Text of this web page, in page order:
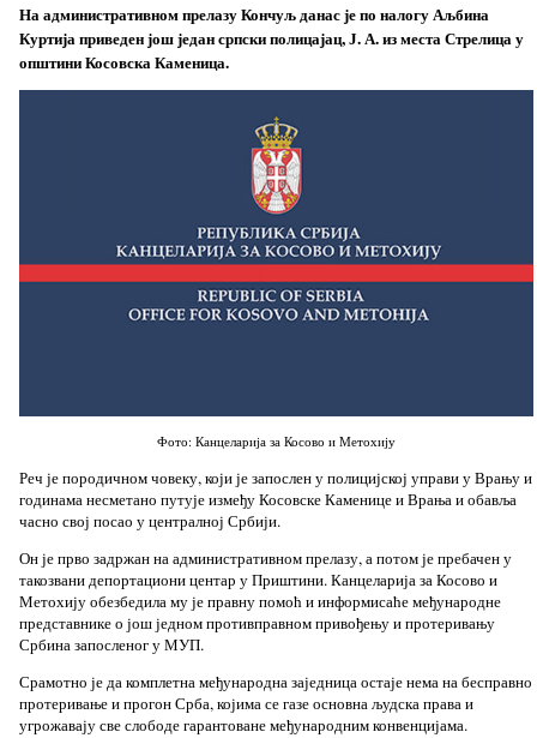
На административном прелазу Кончуљ данас је по налогу Аљбина
Куртија приведен још један српски полицајац, Ј. А. из места Стрелица у
општини Косовска Каменица.
Фото: Канцеларија за Косово и Метохију
Реч је породичном човеку, који је запослен у полицијској управи у Врању и
годинама несметано путује између Косовске Каменице и Врања и обавља
часно свој посао у централној Србији.
Он је прво задржан на административном прелазу, а потом је пребачен у
такозвани депортациони центар у Приштини. Канцеларија за Косово и
Метохију обезбедила му је правну помоћ и информисаће међународне
представнике о још једном противправном привођењу и протеривању
Србина запосленог у МУП.
Срамотно је да комплетна међународна заједница остаје нема на бесправно
протеривање и прогон Срба, којима се газе основна људска права и
угрожавају све слободе гарантоване међународним конвенцијама.